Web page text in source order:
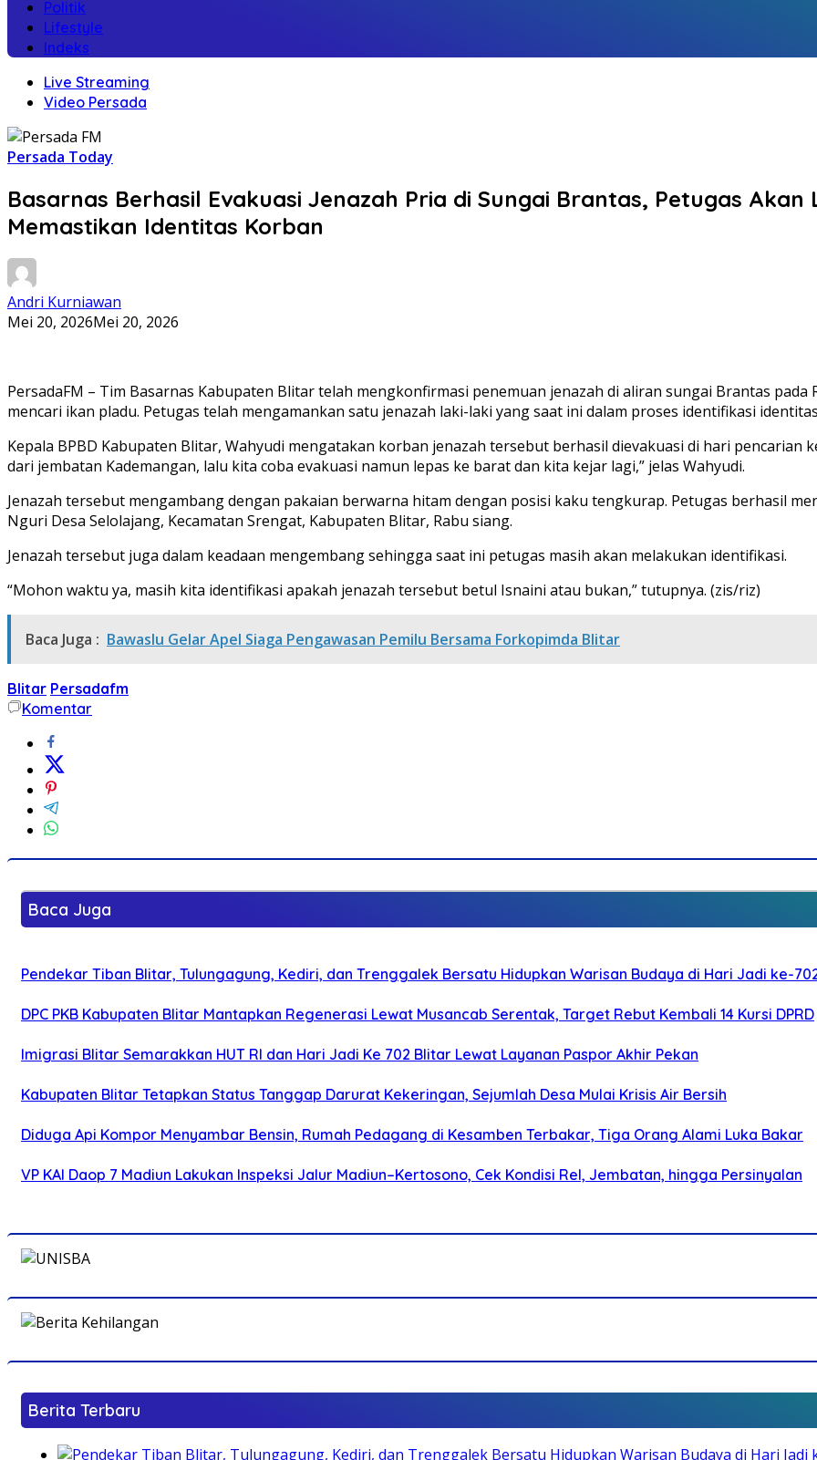
Politik
Lifestyle
Indeks
Live Streaming
Video Persada
Persada Today
Basarnas Berhasil Evakuasi Jenazah Pria di Sungai Brantas, Petugas
Memastikan Identitas Korban
Andri Kurniawan
Mei 20, 2026Mei 20, 2026
PersadaFM – Tim Basarnas Kabupaten Blitar telah mengkonfirmasi penemuan jenazah di aliran sungai Brantas
mencari ikan pladu. Petugas telah mengamankan satu jenazah laki-laki yang saat ini dalam proses identifikasi
Kepala BPBD Kabupaten Blitar, Wahyudi mengatakan korban jenazah tersebut berhasil dievakuasi di hari pencarian
dari jembatan Kademangan, lalu kita coba evakuasi namun lepas ke barat dan kita kejar lagi,” jelas Wahyudi.
Jenazah tersebut mengambang dengan pakaian berwarna hitam dengan posisi kaku tengkurap. Petugas berhasil
Nguri Desa Selolajang, Kecamatan Srengat, Kabupaten Blitar, Rabu siang.
Jenazah tersebut juga dalam keadaan mengembang sehingga saat ini petugas masih akan melakukan identifikasi.
“Mohon waktu ya, masih kita identifikasi apakah jenazah tersebut betul Isnaini atau bukan,” tutupnya. (zis/riz)
Baca Juga : Bawaslu Gelar Apel Siaga Pengawasan Pemilu Bersama Forkopimda Blitar
Blitar Persadafm
Komentar
Baca Juga
Pendekar Tiban Blitar, Tulungagung, Kediri, dan Trenggalek Bersatu Hidupkan Warisan Budaya di Hari Jadi ke-
DPC PKB Kabupaten Blitar Mantapkan Regenerasi Lewat Musancab Serentak, Target Rebut Kembali 14 Kursi DPRD
Imigrasi Blitar Semarakkan HUT RI dan Hari Jadi Ke 702 Blitar Lewat Layanan Paspor Akhir Pekan
Kabupaten Blitar Tetapkan Status Tanggap Darurat Kekeringan, Sejumlah Desa Mulai Krisis Air Bersih
Diduga Api Kompor Menyambar Bensin, Rumah Pedagang di Kesamben Terbakar, Tiga Orang Alami Luka Bakar
VP KAI Daop 7 Madiun Lakukan Inspeksi Jalur Madiun–Kertosono, Cek Kondisi Rel, Jembatan, hingga Persinyalan
Berita Terbaru